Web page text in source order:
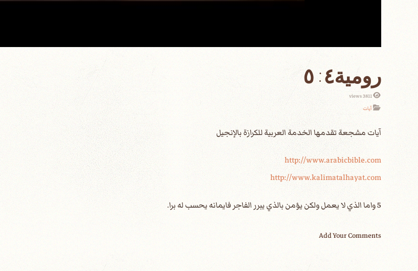
رومية٤: ٥
3811 views
آيات
http://www.arabicbible.com
http://www.kalimatalhayat.com
5 واما الذي لا يعمل ولكن يؤمن بالذي يبرر الفاجر فايمانه يحسب له برا.
Add Your Comments